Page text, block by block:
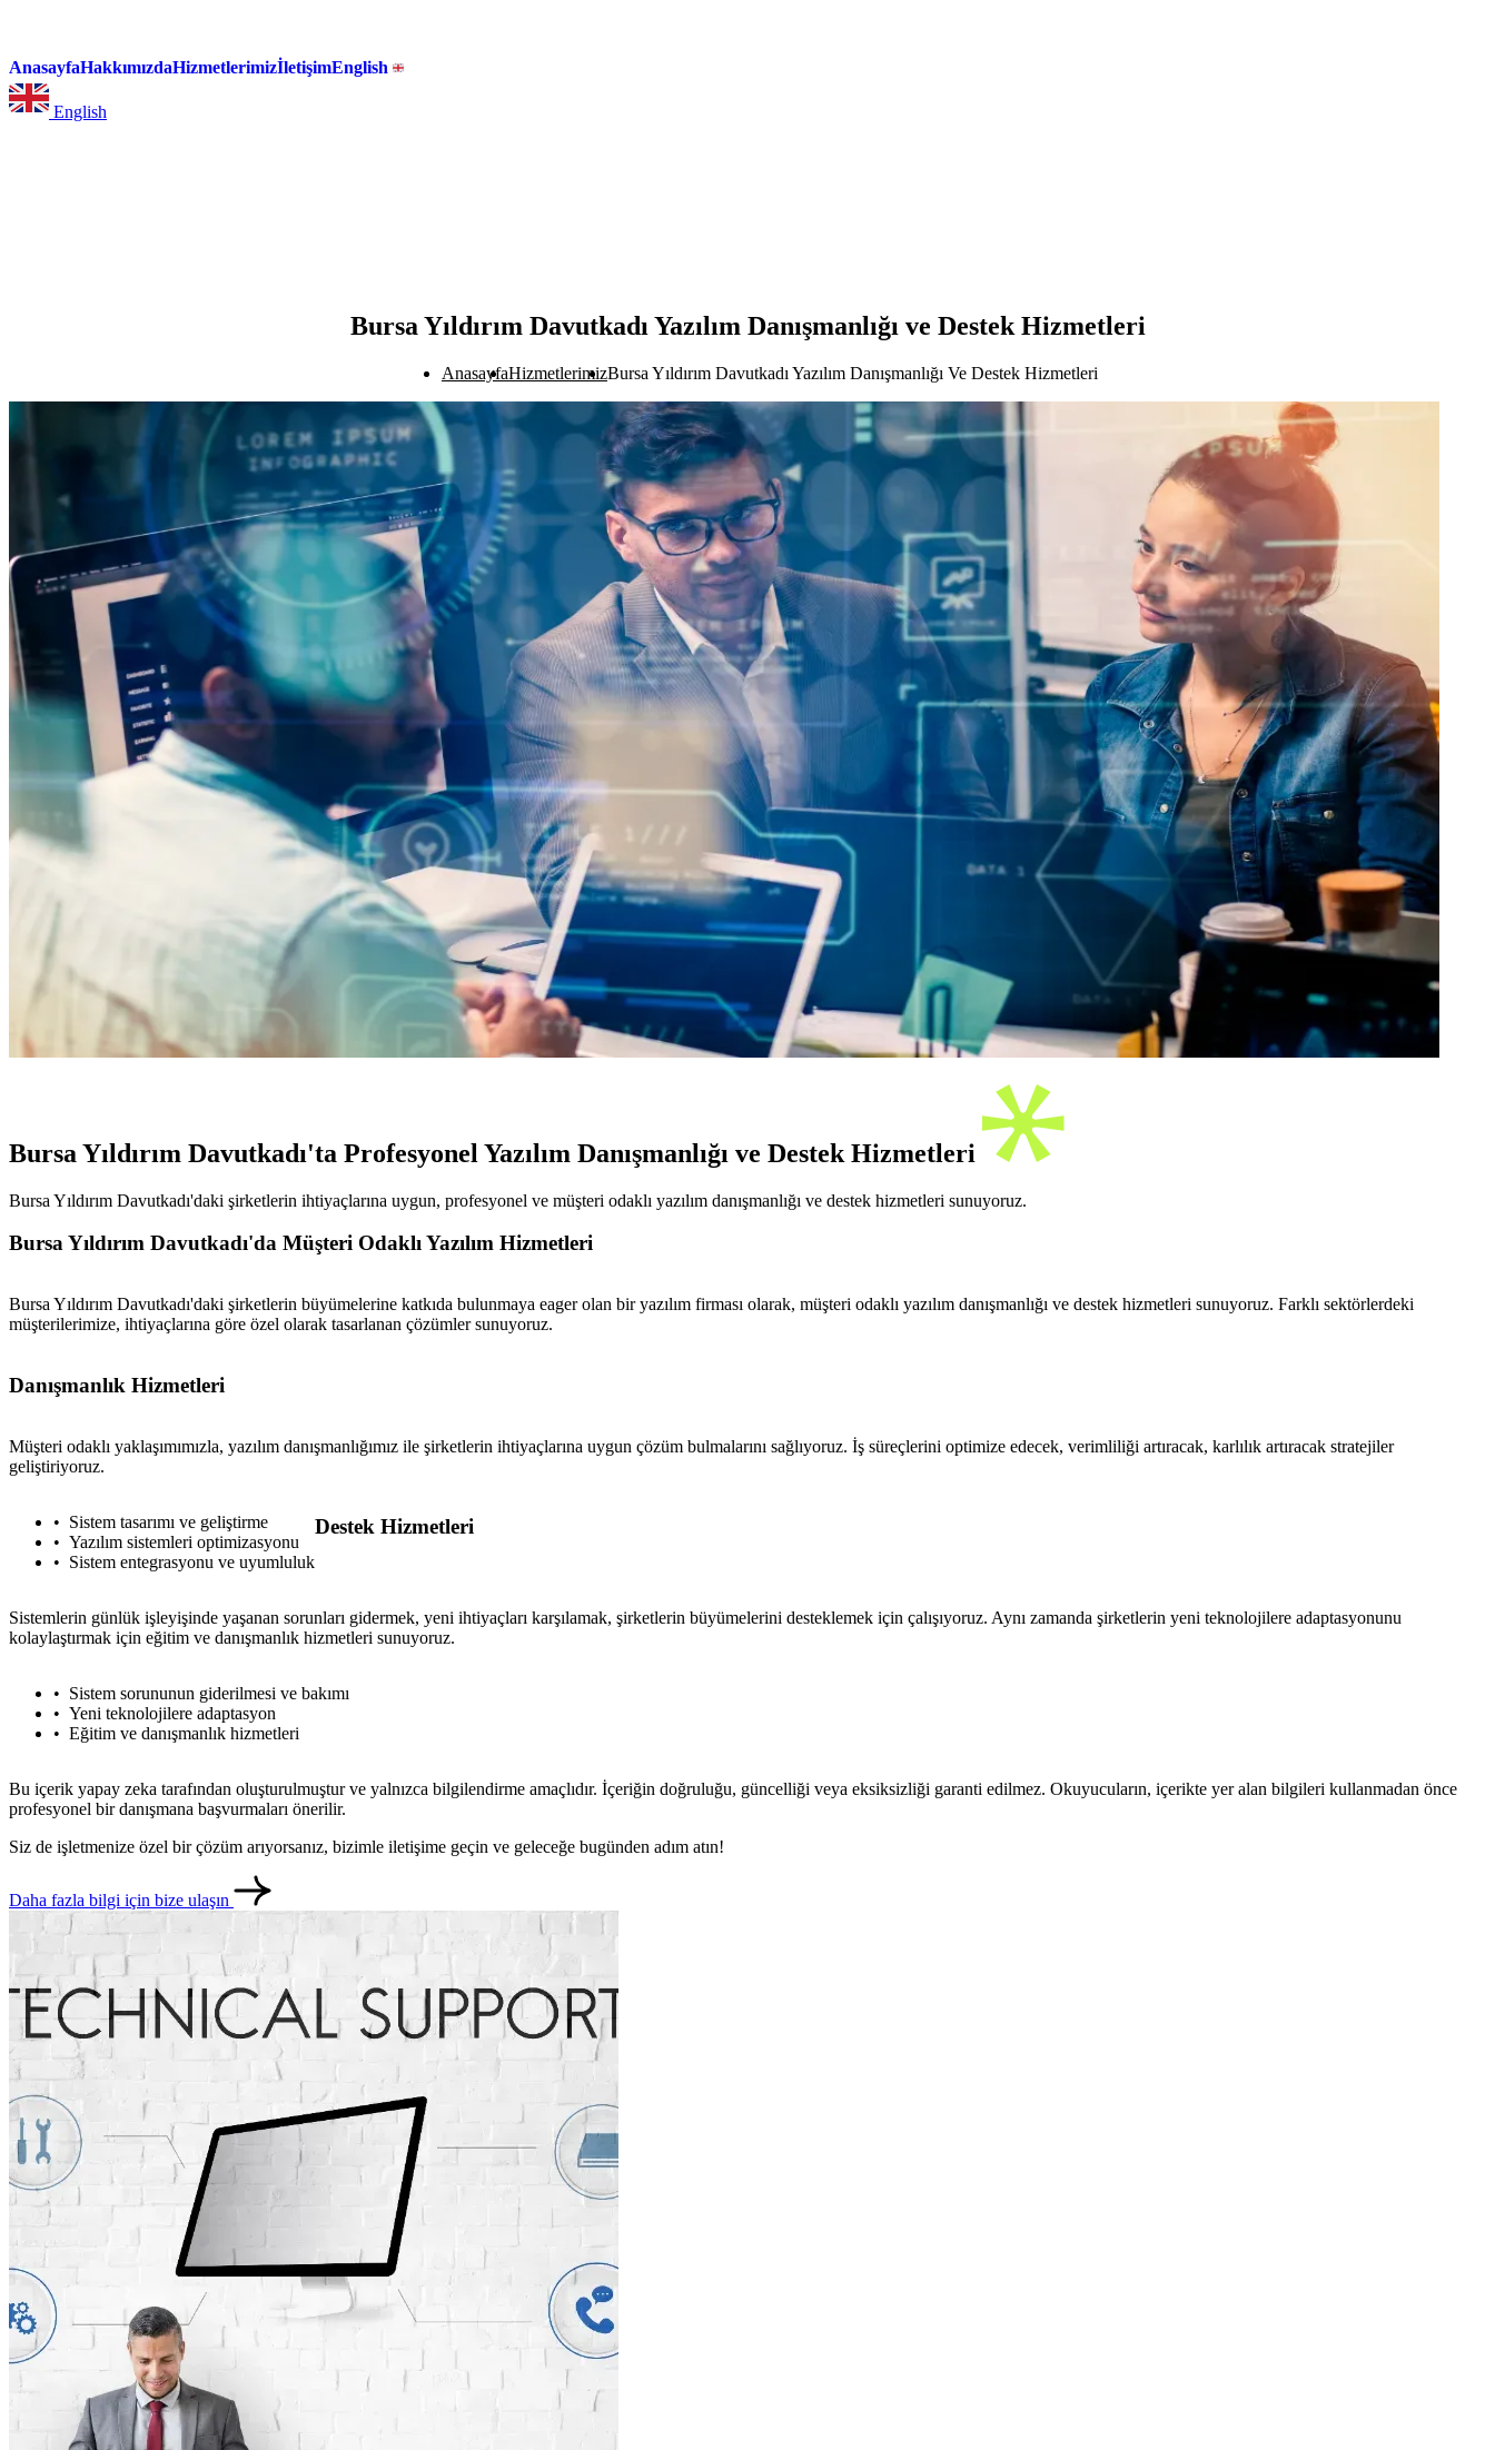
AnasayfaHakkımızdaHizmetlerimizİletişimEnglish
English
Bursa Yıldırım Davutkadı Yazılım Danışmanlığı ve Destek Hizmetleri
AnasayfaHizmetlerimizBursa Yıldırım Davutkadı Yazılım Danışmanlığı Ve Destek Hizmetleri
Bursa Yıldırım Davutkadı'ta Profesyonel Yazılım Danışmanlığı ve Destek Hizmetleri
Bursa Yıldırım Davutkadı'daki şirketlerin ihtiyaçlarına uygun, profesyonel ve müşteri odaklı yazılım danışmanlığı ve destek hizmetleri sunuyoruz.
Bursa Yıldırım Davutkadı'da Müşteri Odaklı Yazılım Hizmetleri
Bursa Yıldırım Davutkadı'daki şirketlerin büyümelerine katkıda bulunmaya eager olan bir yazılım firması olarak, müşteri odaklı yazılım danışmanlığı ve destek hizmetleri sunuyoruz. Farklı sektörlerdeki
müşterilerimize, ihtiyaçlarına göre özel olarak tasarlanan çözümler sunuyoruz.
Danışmanlık Hizmetleri
Müşteri odaklı yaklaşımımızla, yazılım danışmanlığımız ile şirketlerin ihtiyaçlarına uygun çözüm bulmalarını sağlıyoruz. İş süreçlerini optimize edecek, verimliliği artıracak, karlılık artıracak stratejiler
geliştiriyoruz.
Sistem tasarımı ve geliştirme
Yazılım sistemleri optimizasyonu
Sistem entegrasyonu ve uyumluluk
Destek Hizmetleri
Sistemlerin günlük işleyişinde yaşanan sorunları gidermek, yeni ihtiyaçları karşılamak, şirketlerin büyümelerini desteklemek için çalışıyoruz. Aynı zamanda şirketlerin yeni teknolojilere adaptasyonunu
kolaylaştırmak için eğitim ve danışmanlık hizmetleri sunuyoruz.
Sistem sorununun giderilmesi ve bakımı
Yeni teknolojilere adaptasyon
Eğitim ve danışmanlık hizmetleri
Bu içerik yapay zeka tarafından oluşturulmuştur ve yalnızca bilgilendirme amaçlıdır. İçeriğin doğruluğu, güncelliği veya eksiksizliği garanti edilmez. Okuyucuların, içerikte yer alan bilgileri kullanmadan önce
profesyonel bir danışmana başvurmaları önerilir.
Siz de işletmenize özel bir çözüm arıyorsanız, bizimle iletişime geçin ve geleceğe bugünden adım atın!
Daha fazla bilgi için bize ulaşın